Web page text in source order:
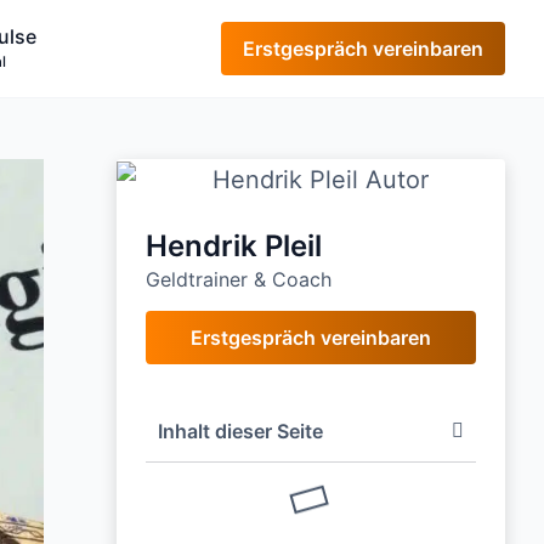
Erstgespräch vereinbaren
Hendrik Pleil
Geldtrainer & Coach
Erstgespräch vereinbaren
Inhalt dieser Seite